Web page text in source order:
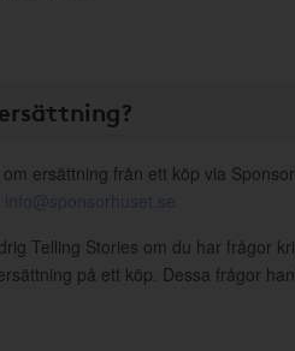
ersättning från ett köp via
info@sponsorhuset.se
Telling Stories om du har frågor
på ett köp. Dessa frågor